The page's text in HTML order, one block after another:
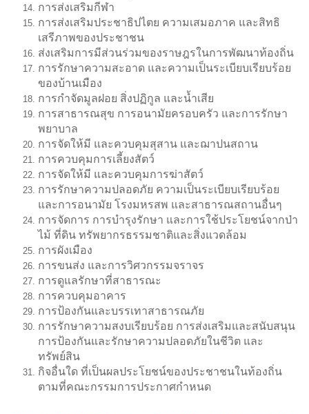
การส่งเสริมกีฬา
การส่งเสริมประชาธิปไตย ความเสมอภาค และสิทธิ
เสรีภาพของประชาชน
ส่งเสริมการมีส่วนร่วมของราษฎรในการพัฒนาท้องถิ่น
การรักษาความสะอาด และความเป็นระเบียบเรียบร้อย
ของบ้านเมือง
การกำจัดมูลฝอย สิ่งปฏิกูล และน้ำเสีย
การสาธารณสุข การอนามัยครอบครัว และการรักษา
พยาบาล
การจัดให้มี และควบคุมสุสาน และฌาปนสถาน
การควบคุมการเลี้ยงสัตว์
การจัดให้มี และควบคุมการฆ่าสัตว์
การรักษาความปลอดภัย ความเป็นระเบียบเรียบร้อย
และการอนามัย โรงมหรสพ และสาธารณสถานอื่นๆ
การจัดการ การบำรุงรักษา และการใช้ประโยชน์จากป่า
ไม้ ที่ดิน ทรัพยากรธรรมชาติและสิ่งแวดล้อม
การผังเมือง
การขนส่ง และการวิศวกรรมจราจร
การดูแลรักษาที่สาธารณะ
การควบคุมอาคาร
การป้องกันและบรรเทาสาธารณภัย
การรักษาความสงบเรียบร้อย การส่งเสริมและสนับสนุน
การป้องกันและรักษาความปลอดภัยในชีวิต และ
ทรัพย์สิน
กิจอื่นใด ที่เป็นผลประโยชน์ของประชาชนในท้องถิ่น
ตามที่คณะกรรมการประกาศกำหนด